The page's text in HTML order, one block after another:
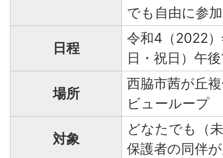
でも自由に参
日程
令和4（2022
日・祝日）午
場所
西脇市茜が丘
ビューループ
対象
どなたでも（
保護者の同伴